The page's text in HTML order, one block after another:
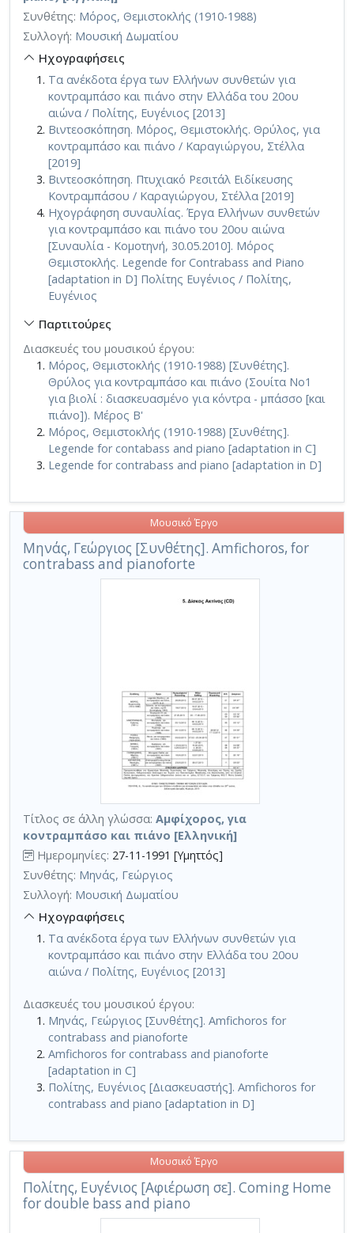
Συνθέτης: Μόρος, Θεμιστοκλής (1910-1988)
Συλλογή: Μουσική Δωματίου
Ηχογραφήσεις
Τα ανέκδοτα έργα των Ελλήνων συνθετών για
κοντραμπάσο και πιάνο στην Ελλάδα του 20ου
αιώνα / Πολίτης, Ευγένιος [2013]
Βιντεοσκόπηση. Μόρος, Θεμιστοκλής. Θρύλος, για
κοντραμπάσο και πιάνο / Καραγιώργου, Στέλλα
[2019]
Βιντεοσκόπηση. Πτυχιακό Ρεσιτάλ Ειδίκευσης
Κοντραμπάσου / Καραγιώργου, Στέλλα [2019]
Ηχογράφηση συναυλίας. Έργα Ελλήνων συνθετών
για κοντραμπάσο και πιάνο του 20ου αιώνα
[Συναυλία - Κομοτηνή, 30.05.2010]. Μόρος
Θεμιστοκλής. Legende for Contrabass and Piano
[adaptation in D] Πολίτης Ευγένιος / Πολίτης,
Ευγένιος
Παρτιτούρες
Διασκευές του μουσικού έργου:
Μόρος, Θεμιστοκλής (1910-1988) [Συνθέτης].
Θρύλος για κοντραμπάσο και πιάνο (Σουίτα No1
για βιολί : διασκευασμένο για κόντρα - μπάσσο [και
πιάνο]). Μέρος Β'
Μόρος, Θεμιστοκλής (1910-1988) [Συνθέτης].
Legende for contabass and piano [adaptation in C]
Legende for contrabass and piano [adaptation in D]
Μηνάς, Γεώργιος [Συνθέτης]. Amfichoros, for
contrabass and pianoforte
Μουσικό Έργο
Τίτλος σε άλλη γλώσσα: Αμφίχορος, για
κοντραμπάσο και πιάνο [Ελληνική]
Ημερομηνίες: 27-11-1991 [Υμηττός]
Συνθέτης: Μηνάς, Γεώργιος
Συλλογή: Μουσική Δωματίου
Ηχογραφήσεις
Τα ανέκδοτα έργα των Ελλήνων συνθετών για
κοντραμπάσο και πιάνο στην Ελλάδα του 20ου
αιώνα / Πολίτης, Ευγένιος [2013]
Διασκευές του μουσικού έργου:
Μηνάς, Γεώργιος [Συνθέτης]. Amfichoros for
contrabass and pianoforte
Amfichoros for contrabass and pianoforte
[adaptation in C]
Πολίτης, Ευγένιος [Διασκευαστής]. Amfichoros for
contrabass and piano [adaptation in D]
Πολίτης, Ευγένιος [Αφιέρωση σε]. Coming Home
for double bass and piano
Μουσικό Έργο